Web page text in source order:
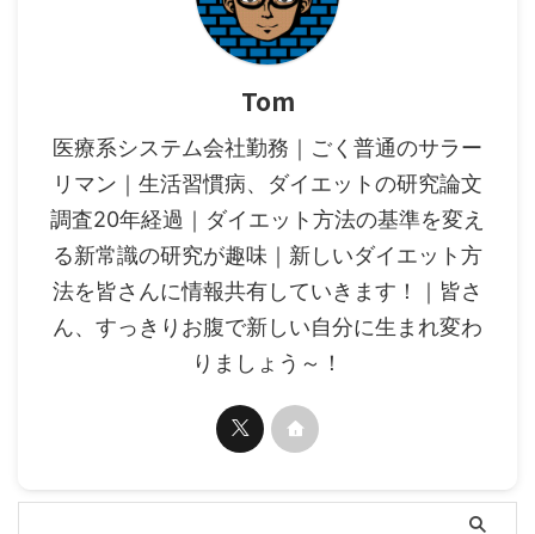
Tom
医療系システム会社勤務｜ごく普通のサラー
リマン｜生活習慣病、ダイエットの研究論文
調査20年経過｜ダイエット方法の基準を変え
る新常識の研究が趣味｜新しいダイエット方
法を皆さんに情報共有していきます！｜皆さ
ん、すっきりお腹で新しい自分に生まれ変わ
りましょう～！